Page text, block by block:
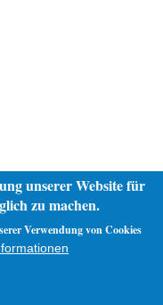
unserer Website für
zu machen.
Verwendung von Cookies